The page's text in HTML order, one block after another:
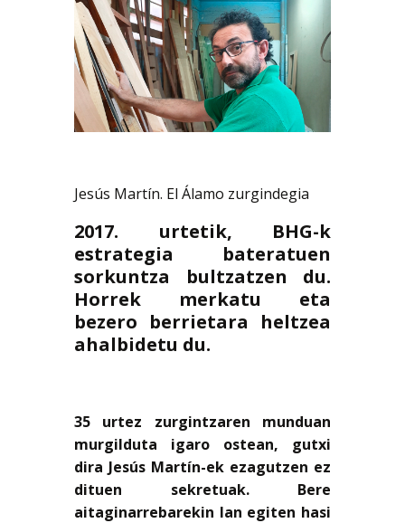
Jesús Martín. El Álamo zurgindegia
2017. urtetik, BHG-k
estrategia bateratuen
sorkuntza bultzatzen du.
Horrek merkatu eta
bezero berrietara heltzea
ahalbidetu du.
35 urtez zurgintzaren munduan
murgilduta igaro ostean, gutxi
dira Jesús Martín-ek ezagutzen ez
dituen sekretuak. Bere
aitaginarrebarekin lan egiten hasi